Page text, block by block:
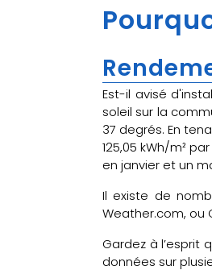
Est-il avisé
soleil sur la
37 degrés. En
125,05 kWh/m²
en janvier et un
Il existe de
Weather.com, ou
Gardez à l’esprit
données sur